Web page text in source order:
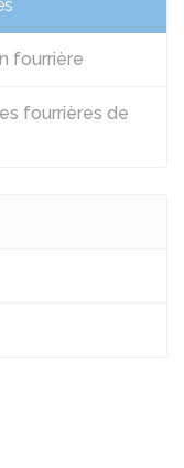
fourrière
fourrières de